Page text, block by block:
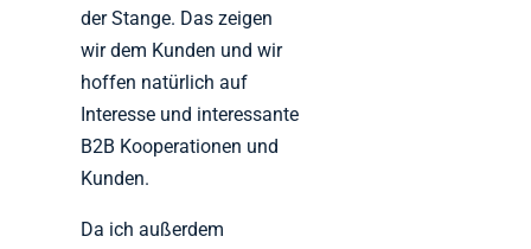
der Stange. Das zeigen
wir dem Kunden und wir
hoffen natürlich auf
Interesse und interessante
B2B Kooperationen und
Kunden.
Da ich außerdem